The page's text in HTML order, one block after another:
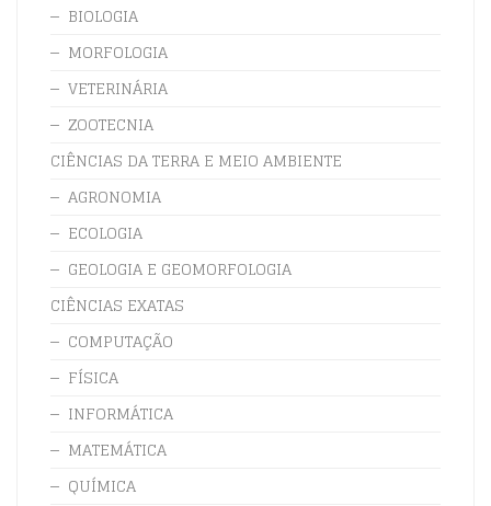
BIOLOGIA
MORFOLOGIA
VETERINÁRIA
ZOOTECNIA
CIÊNCIAS DA TERRA E MEIO AMBIENTE
AGRONOMIA
ECOLOGIA
GEOLOGIA E GEOMORFOLOGIA
CIÊNCIAS EXATAS
COMPUTAÇÃO
FÍSICA
INFORMÁTICA
MATEMÁTICA
QUÍMICA